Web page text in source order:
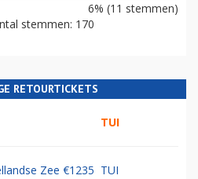
6% (11 stemmen)
stemmen: 170
RETOURTICKETS
TUI
Zee €1235 TUI